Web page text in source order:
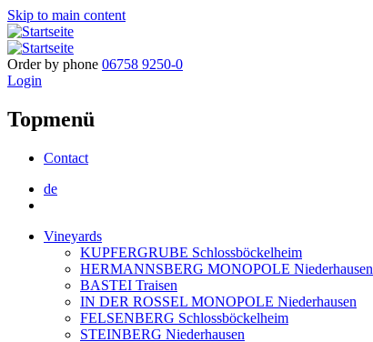
Skip to main content
Order by phone 06758 9250-0
Login
Topmenü
Contact
de
Vineyards
KUPFERGRUBE Schlossböckelheim
HERMANNSBERG MONOPOLE Niederhausen
BASTEI Traisen
IN DER ROSSEL MONOPOLE Niederhausen
FELSENBERG Schlossböckelheim
STEINBERG Niederhausen